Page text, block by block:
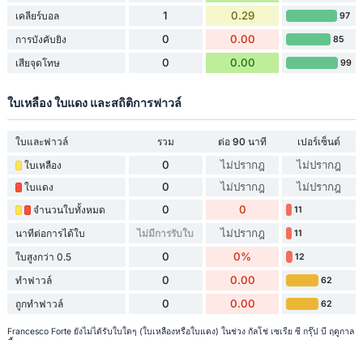
เคลียร์บอล 1 0.29 97
การบังคับยิง 0 0.00 85
เสียจุดโทษ 0 0.00 99
ใบเหลือง ใบแดง และสถิติการฟาวล์
ใบและฟาวล์ รวม ต่อ 90 นาที
เปอร์เซ็นต์
ใบเหลือง
0 ไม่ปรากฎ ไม่ปรากฎ
ใบแดง 0 ไม่ปรากฎ ไม่ปรากฎ
จำนวนใบทั้งหมด 0 0 11
นาทีต่อการได้ใบ ไม่มีการรับใบ ไม่ปรากฎ 11
ใบสูงกว่า 0.5 0 0% 12
ทำฟาวล์ 0 0.00 62
ถูกทำฟาวล์ 0 0.00 62
Francesco Forte ยังไม่ได้รับใบใดๆ (ใบเหลืองหรือใบแดง) ในช่วง กัลโช่ เซเรีย ซี กรุ๊ป บี ฤดูกาล